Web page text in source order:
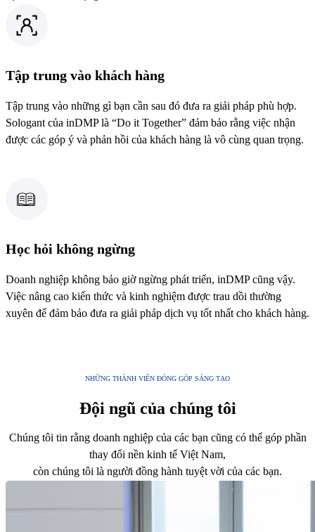
Tập trung vào khách hàng
Tập trung vào những gì bạn cần sau đó đưa ra giải pháp phù hợp.
Sologant của inDMP là “Do it Together” đảm bảo rằng việc nhận
được các góp ý và phản hồi của khách hàng là vô cùng quan trọng.
Học hỏi không ngừng
Doanh nghiệp không bảo giờ ngừng phát triển, inDMP cũng vậy.
Việc nâng cao kiến thức và kinh nghiệm được trau dồi thường
xuyên để đảm bảo đưa ra giải pháp dịch vụ tốt nhất cho khách hàng.
NHỮNG THÀNH VIÊN ĐÓNG GÓP SÁNG TẠO
Đội ngũ của chúng tôi
Chúng tôi tin rằng doanh nghiệp của các bạn cũng có thể góp phần
thay đổi nền kinh tế Việt Nam,
còn chúng tôi là người đồng hành tuyệt vời của các bạn.